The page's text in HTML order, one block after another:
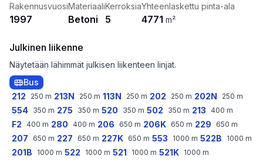
Rakennusvuosi
1997
Materiaali
Betoni
Kerroksia
5
Yhteenlaskettu pinta-ala
4771 m²
Julkinen liikenne
Näytetään lähimmät julkisen liikenteen linjat.
Bus
212
250 m 213N 250 m 113N 250 m 202 250 m 202N 250 m
554 350 m 275 350 m 520 350 m 502 350 m 213 400 m
F2 400 m 280 400 m 206 650 m 206K 650 m 229 650 m
207 650 m 227 650 m 227K 650 m 553 1000 m 522B 1000 m
201B 1000 m 522 1000 m 521 1000 m 521K 1000 m